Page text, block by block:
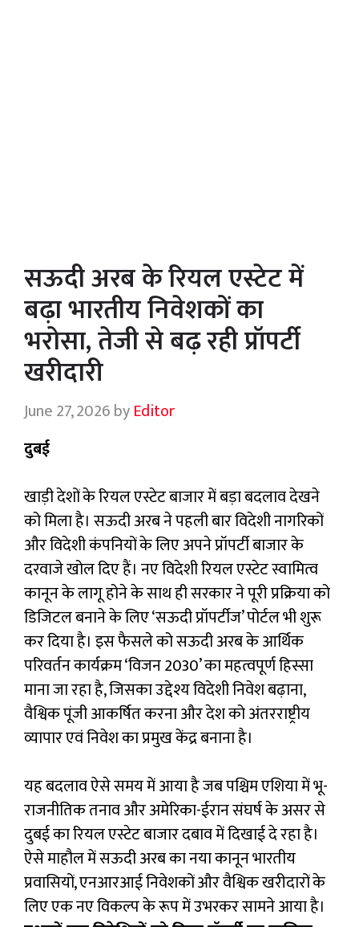
सऊदी अरब के रियल एस्टेट में
बढ़ा भारतीय निवेशकों का
भरोसा, तेजी से बढ़ रही प्रॉपर्टी
खरीदारी
June 27, 2026byEditor
दुबई
खाड़ी देशों के रियल एस्टेट बाजार में बड़ा बदलाव देखने
को मिला है। सऊदी अरब ने पहली बार विदेशी नागरिकों
और विदेशी कंपनियों के लिए अपने प्रॉपर्टी बाजार के
दरवाजे खोल दिए हैं। नए विदेशी रियल एस्टेट स्वामित्व
कानून के लागू होने के साथ ही सरकार ने पूरी प्रक्रिया को
डिजिटल बनाने के लिए ‘सऊदी प्रॉपर्टीज’ पोर्टल भी शुरू
कर दिया है। इस फैसले को सऊदी अरब के आर्थिक
परिवर्तन कार्यक्रम ‘विजन 2030’ का महत्वपूर्ण हिस्सा
माना जा रहा है, जिसका उद्देश्य विदेशी निवेश बढ़ाना,
वैश्विक पूंजी आकर्षित करना और देश को अंतरराष्ट्रीय
व्यापार एवं निवेश का प्रमुख केंद्र बनाना है।
यह बदलाव ऐसे समय में आया है जब पश्चिम एशिया में भू-
राजनीतिक तनाव और अमेरिका-ईरान संघर्ष के असर से
दुबई का रियल एस्टेट बाजार दबाव में दिखाई दे रहा है।
ऐसे माहौल में सऊदी अरब का नया कानून भारतीय
प्रवासियों, एनआरआई निवेशकों और वैश्विक खरीदारों के
लिए एक नए विकल्प के रूप में उभरकर सामने आया है।